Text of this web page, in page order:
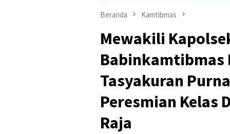
Beranda Kamtibmas
Mewakili
Babinkamtibmas
Tasyakuran
Peresmian Kelas
Raja